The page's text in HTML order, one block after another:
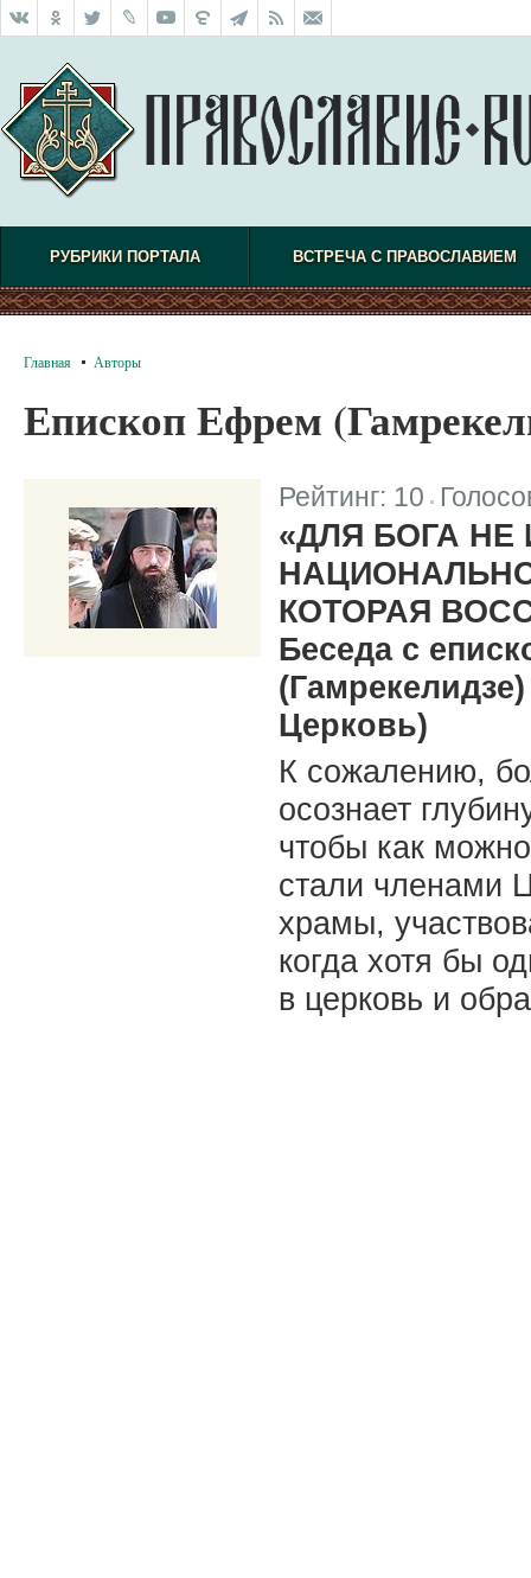
РУБРИКИ ПОРТАЛА ВСТРЕЧА С ПРАВОСЛАВИЕМ
Главная Авторы
Епископ Ефрем
Рейтинг: 10
«ДЛЯ БОГА НЕ
КОТОРАЯ
Беседа с
Церковь)
К сожалению,
осознает
чтобы как
стали членами
храмы,
когда хотя бы
в церковь и